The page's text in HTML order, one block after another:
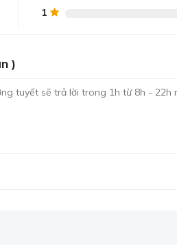
rèm cửa tre là một trong
giao thoa hoàn hảo giữa phong
1
)